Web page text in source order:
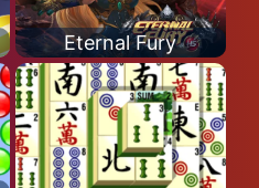
Eternal Fury